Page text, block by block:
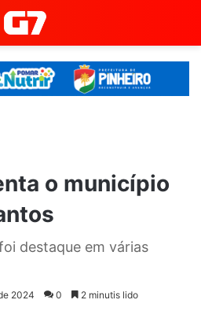
o município
destaque em várias
2024 0 2 minutis lido